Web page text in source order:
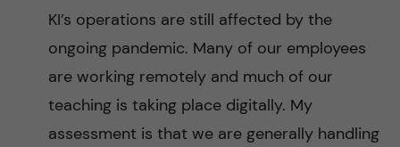
KI’s operations are still affected by the
ongoing pandemic. Many of our employees
are working remotely and much of our
teaching is taking place digitally. My
assessment is that we are generally handling